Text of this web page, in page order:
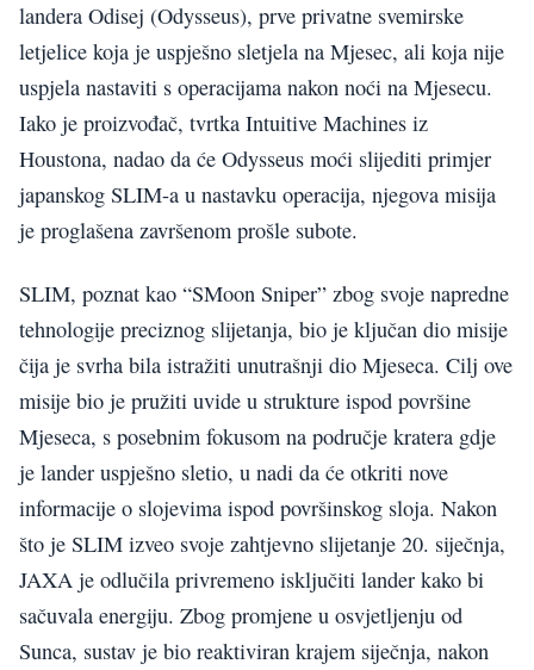
landera Odisej (Odysseus), prve privatne svemirske
letjelice koja je uspješno sletjela na Mjesec, ali koja nije
uspjela nastaviti s operacijama nakon noći na Mjesecu.
Iako je proizvođač, tvrtka Intuitive Machines iz
Houstona, nadao da će Odysseus moći slijediti primjer
japanskog SLIM-a u nastavku operacija, njegova misija
je proglašena završenom prošle subote.
SLIM, poznat kao “SMoon Sniper” zbog svoje napredne
tehnologije preciznog slijetanja, bio je ključan dio misije
čija je svrha bila istražiti unutrašnji dio Mjeseca. Cilj ove
misije bio je pružiti uvide u strukture ispod površine
Mjeseca, s posebnim fokusom na područje kratera gdje
je lander uspješno sletio, u nadi da će otkriti nove
informacije o slojevima ispod površinskog sloja. Nakon
što je SLIM izveo svoje zahtjevno slijetanje 20. siječnja,
JAXA je odlučila privremeno isključiti lander kako bi
sačuvala energiju. Zbog promjene u osvjetljenju od
Sunca, sustav je bio reaktiviran krajem siječnja, nakon